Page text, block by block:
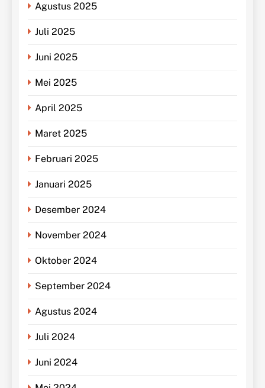
Agustus 2025
Juli 2025
Juni 2025
Mei 2025
April 2025
Maret 2025
Februari 2025
Januari 2025
Desember 2024
November 2024
Oktober 2024
September 2024
Agustus 2024
Juli 2024
Juni 2024